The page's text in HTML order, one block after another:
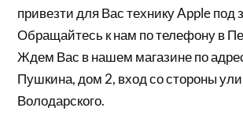
привезти для Вас технику Apple под
Обращайтесь к нам по телефону в
Ждем Вас в нашем магазине по
Пушкина, дом 2, вход со стороны
Володарского.